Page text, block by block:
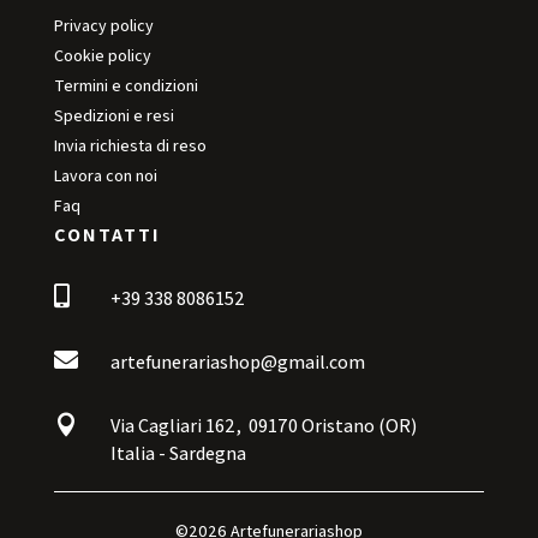
Privacy policy
Cookie policy
Termini e condizioni
Spedizioni e resi
Invia richiesta di reso
Lavora con noi
Faq
CONTATTI
 +39 338 8086152
 artefunerariashop@gmail.com
 Via Cagliari 162, 09170 Oristano (OR)
Italia - Sardegna
©2026 Artefunerariashop